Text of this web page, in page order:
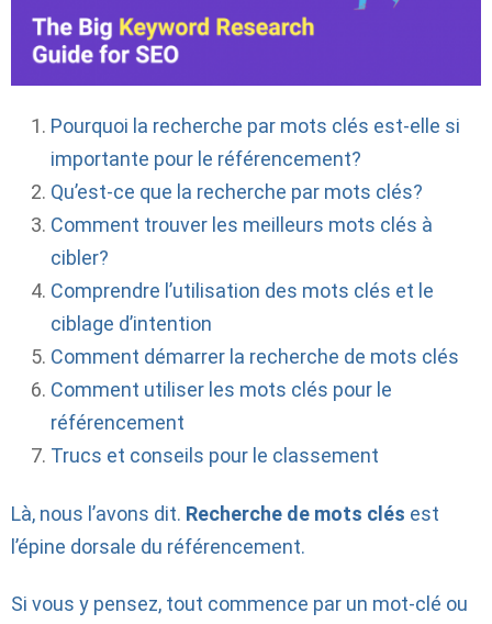
Pourquoi la recherche par mots clés est-elle si
importante pour le référencement?
Qu’est-ce que la recherche par mots clés?
Comment trouver les meilleurs mots clés à
cibler?
Comprendre l’utilisation des mots clés et le
ciblage d’intention
Comment démarrer la recherche de mots clés
Comment utiliser les mots clés pour le
référencement
Trucs et conseils pour le classement
Là, nous l’avons dit. Recherche de mots clés est
l’épine dorsale du référencement.
Si vous y pensez, tout commence par un mot-clé ou